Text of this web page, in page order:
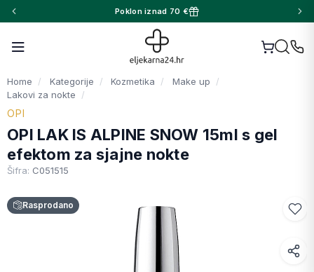
Poklon iznad 70 €
Home Kategorije Kozmetika
Make up
Lakovi za nokte
OPI
OPI LAK IS ALPINE SNOW 15ml s gel
efektom za sjajne nokte
Šifra: C051515
Rasprodano
Facebook